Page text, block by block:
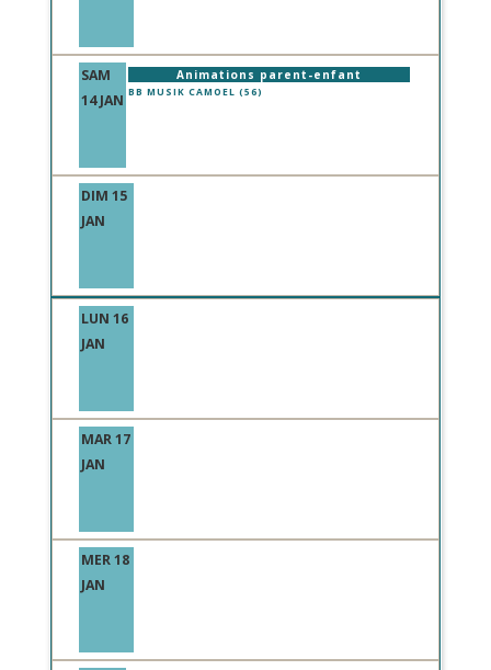
SAM
14 JAN
Animations parent-enfant
BB MUSIK CAMOEL (56)
DIM 15
JAN
LUN 16
JAN
MAR 17
JAN
MER 18
JAN